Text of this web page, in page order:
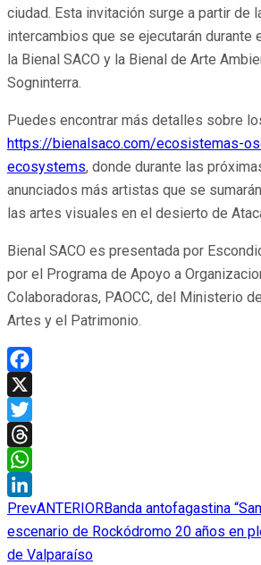
ciudad. Esta invitación surge a partir de
intercambios que se ejecutarán durante
la Bienal SACO y la Bienal de Arte
Sogninterra.
Puedes encontrar más detalles sobre
https://bienalsaco.com/ecosistemas-
ecosystems, donde durante las
anunciados más artistas que se
las artes visuales en el desierto de
Bienal SACO es presentada por
por el Programa de Apoyo a
Colaboradoras, PAOCC, del Ministerio
Artes y el Patrimonio.
Facebook
X
Twitter
Threads
WhatsApp
LinkedIn
PrevANTERIORBanda antofagastina
escenario de Rockódromo 20 años en
de Valparaíso